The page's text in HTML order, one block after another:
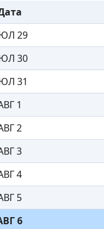
29
30
31
1
2
3
4
5
6